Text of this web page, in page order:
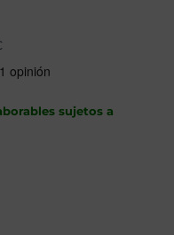
sujetos a